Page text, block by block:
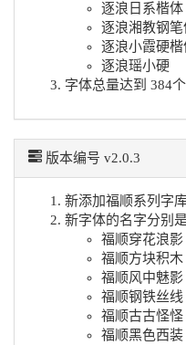
逐浪日系楷体
逐浪湘教钢笔
逐浪小霞硬楷
逐浪瑶小硬
字体总量达到 384个
版本编号 v2.0.3
新添加福顺系列字库
新字体的名字分别
福顺穿花浪影
福顺方块积木
福顺风中魅影
福顺钢铁丝线
福顺古古怪怪
福顺黑色西装